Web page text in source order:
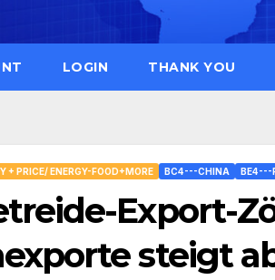
LOGIN THANK YOU
+ PRICE/ ENERGY-FOOD+MORE BC4---CHINA BE4---
Export-
steigt